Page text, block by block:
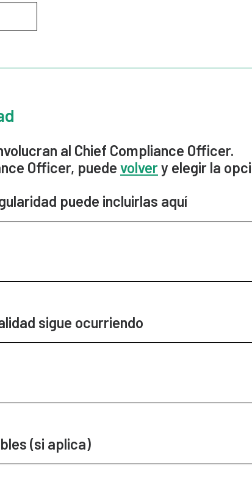
al Chief Compliance Officer.
Officer, puede volvery elegir la
puede incluirlas aquí
sigue ocurriendo
(si aplica)